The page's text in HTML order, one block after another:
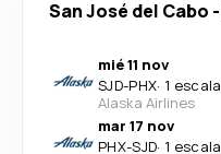
San José del Cabo -
mié 11 nov
SJD-PHX· 1 escala
Alaska Airlines
mar 17 nov
PHX-SJD· 1 escala